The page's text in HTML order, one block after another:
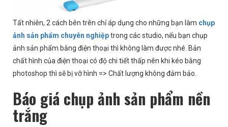
Tất nhiên, 2 cách bên trên chỉ áp dụng cho những bạn làm chụp
ảnh sản phẩm chuyên nghiệptrong các studio, nếu bạn chụp
ảnh sản phẩm bằng điện thoại thì không làm được nhé. Bản
chất hình của điện thoại có độ chi tiết thấp nên khi kéo bằng
photoshop thì sẽ bị vỡ hình => Chất lượng không đảm bảo.
Báo giá chụp ảnh sản phẩm nền
trắng